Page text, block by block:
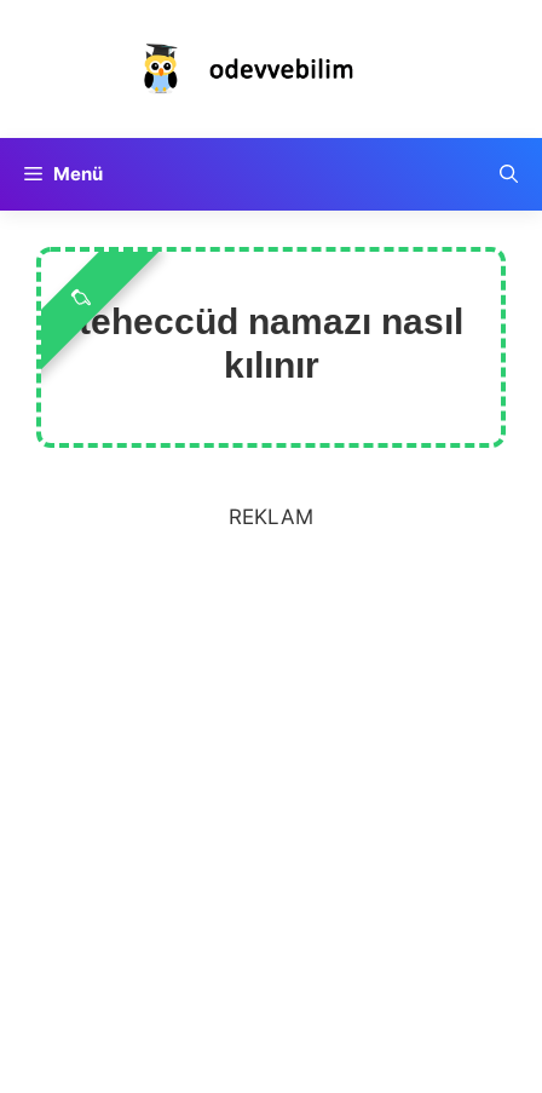
Menü
teheccüd namazı nasıl
kılınır
REKLAM